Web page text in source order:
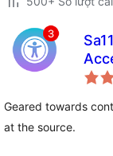
Geared towards
at the source.